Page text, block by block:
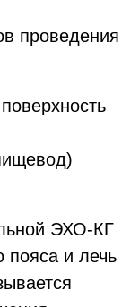
проведения
ЭХО-КГ
пояса и лечь